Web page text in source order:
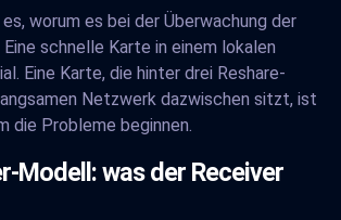
worum es bei der Überwachung der
schnelle Karte in einem lokalen
Eine Karte, die hinter drei Reshare-
Netzwerk dazwischen sitzt, ist
die Probleme beginnen.
Modell: was der Receiver